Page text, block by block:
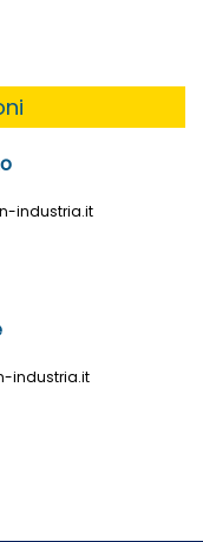
industria.it
industria.it